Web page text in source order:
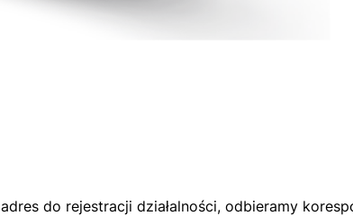
do rejestracji działalności, odbieramy